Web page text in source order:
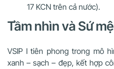
17 KCN trên cả nước).
Tầm nhìn và Sứ
VSIP I tiên phong trong mô
xanh – sạch – đẹp, kết hợp